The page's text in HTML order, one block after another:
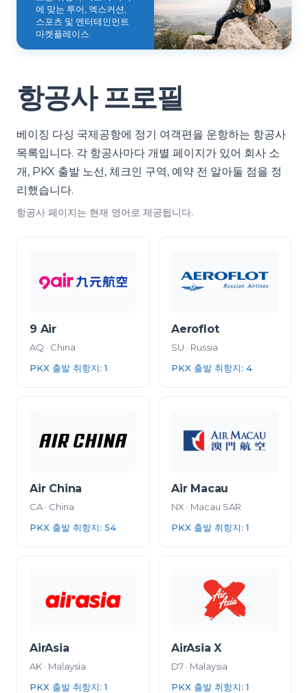
에 맞는 투어, 엑스커션,
스포츠 및 엔터테인먼트
마켓플레이스.
항공사 프로필
베이징 다싱 국제공항에 정기 여객편을 운항하는 항공사
목록입니다. 각 항공사마다 개별 페이지가 있어 회사 소
개, PKX 출발 노선, 체크인 구역, 예약 전 알아둘 점을 정
리했습니다.
항공사 페이지는 현재 영어로 제공됩니다.
9 Air
AQ · China
PKX 출발 취항지:1
Aeroflot
SU · Russia
PKX 출발 취항지: 4
Air China
CA · China
PKX 출발 취항지: 54
Air Macau
NX · Macau SAR
PKX 출발 취항지:1
AirAsia
AK · Malaysia
PKX 출발 취항지:1
AirAsia X
D7 · Malaysia
PKX 출발 취항지:1